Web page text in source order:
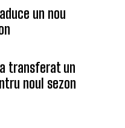
un nou
transferat un
noul sezon